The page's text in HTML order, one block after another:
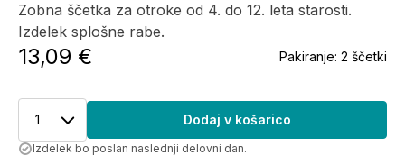
Zobna ščetka za otroke od 4. do 12. leta starosti.
Izdelek splošne rabe.
13,09 € Pakiranje: 2 ščetki
1 Dodaj v košarico
Izdelek bo poslan naslednji delovni dan.